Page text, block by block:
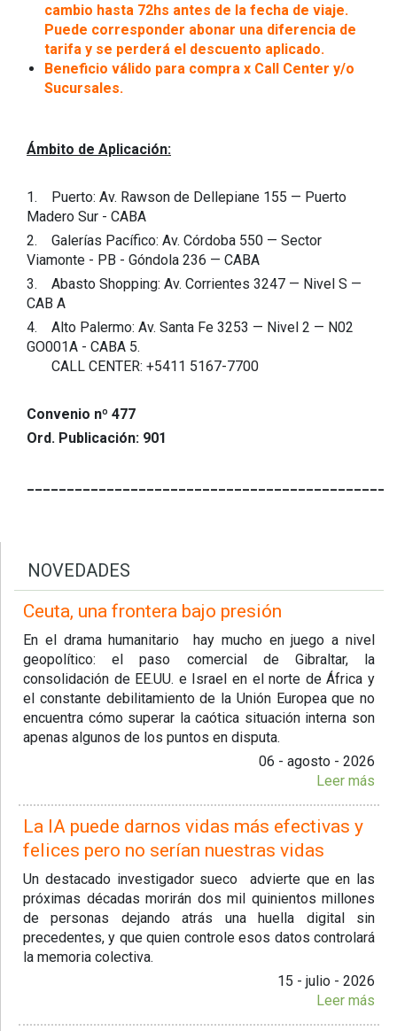
cambio hasta 72hs antes de la fecha de viaje.
Puede corresponder abonar una diferencia de
tarifa y se perderá el descuento aplicado.
Beneficio válido para compra x Call Center y/o
Sucursales.
Ámbito de Aplicación:
1. Puerto: Av. Rawson de Dellepiane 155 — Puerto
Madero Sur - CABA
2. Galerías Pacífico: Av. Córdoba 550 — Sector
Viamonte - PB - Góndola 236 — CABA
3. Abasto Shopping: Av. Corrientes 3247 — Nivel S —
CAB A
4. Alto Palermo: Av. Santa Fe 3253 — Nivel 2 — N02
GO001A - CABA 5.
CALL CENTER: +5411 5167-7700
Convenio nº 477
Ord. Publicación: 901
NOVEDADES
Ceuta, una frontera bajo presión
En el drama humanitario hay mucho en juego a nivel
geopolítico: el paso comercial de Gibraltar, la
consolidación de EE.UU. e Israel en el norte de África y
el constante debilitamiento de la Unión Europea que no
encuentra cómo superar la caótica situación interna son
apenas algunos de los puntos en disputa.
06 - agosto - 2026
Leer más
La IA puede darnos vidas más efectivas y
felices pero no serían nuestras vidas
Un destacado investigador sueco advierte que en las
próximas décadas morirán dos mil quinientos millones
de personas dejando atrás una huella digital sin
precedentes, y que quien controle esos datos controlará
la memoria colectiva.
15 - julio - 2026
Leer más